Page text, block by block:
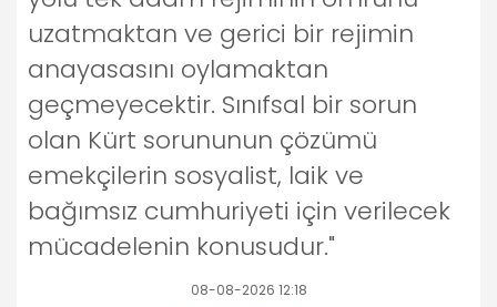
uzatmaktan ve gerici bir rejimin
anayasasını oylamaktan
geçmeyecektir. Sınıfsal bir sorun
olan Kürt sorununun çözümü
emekçilerin sosyalist, laik ve
bağımsız cumhuriyeti için verilecek
mücadelenin konusudur."
08-08-2026 12:18